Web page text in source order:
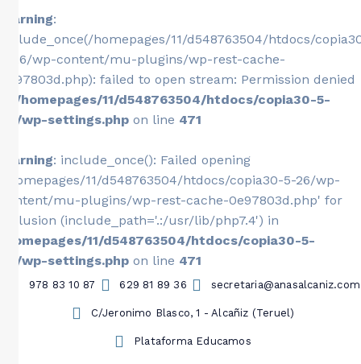
Warning:
include_once(/homepages/11/d548763504/htdocs/
5-26/wp-content/mu-plugins/wp-rest-cache-
0e97803d.php): failed to open stream: Permission denied
/homepages/11/d548763504/htdocs/copia30-5-
26/wp-settings.php on line 471
Warning: include_once(): Failed opening
'/homepages/11/d548763504/htdocs/copia30-5-26/wp-
content/mu-plugins/wp-rest-cache-0e97803d.php' for
inclusion (include_path='.:/usr/lib/php7.4') in
/homepages/11/d548763504/htdocs/copia30-5-
26/wp-settings.php on line 471
978 83 10 87 629 81 89 36 secretaria@anasalcaniz.com
C/Jeronimo Blasco, 1 - Alcañiz (Teruel)
Plataforma Educamos